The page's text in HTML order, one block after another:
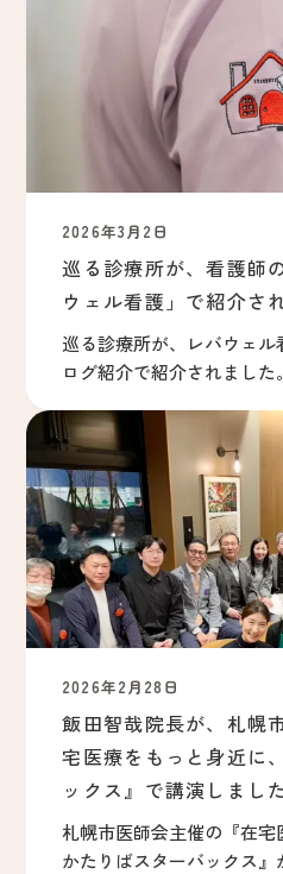
2026年3月2日
巡る診療所が、看護師
ウェル看護」で紹介さ
巡る診療所が、レバウェ
ログ紹介で紹介されました
2026年2月28日
飯田智哉院長が、札幌
宅医療をもっと身近に
ックス』で講演しました
札幌市医師会主催の『在宅
かたりばスターバックス』